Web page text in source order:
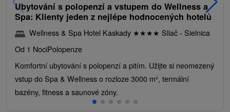
Ubytování s polopenzí a vstupem do Wellness a
Spa: Klienty jeden z nejlépe hodnocených hotelů
Wellness & Spa Hotel Kaskady ★★★★ Sliač - Sielnica
Od 1 NociPolopenze
Komfortní ubytování s polopenzí a pitím. Užijte si neomezený
vstup do Spa & Wellness o rozloze 3000 m², termální
bazény, fitness a saunové zóny.